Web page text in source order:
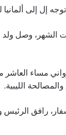
إل إلى
ذات الشهر، وصل
مساء
الليبية.
رافق